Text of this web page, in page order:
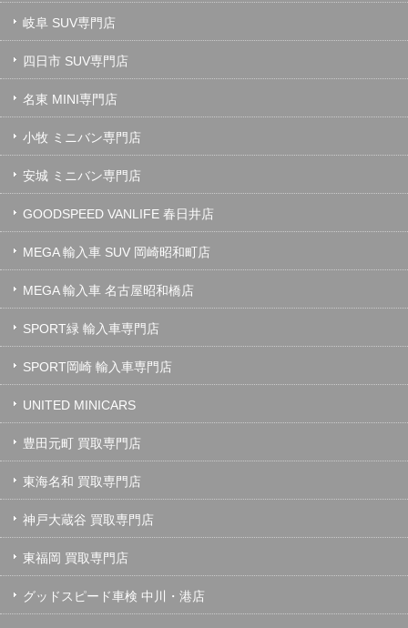
岐阜 SUV専門店
四日市 SUV専門店
名東 MINI専門店
小牧 ミニバン専門店
安城 ミニバン専門店
GOODSPEED VANLIFE 春日井店
MEGA 輸入車 SUV 岡崎昭和町店
MEGA 輸入車 名古屋昭和橋店
SPORT緑 輸入車専門店
SPORT岡崎 輸入車専門店
UNITED MINICARS
豊田元町 買取専門店
東海名和 買取専門店
神戸大蔵谷 買取専門店
東福岡 買取専門店
グッドスピード車検 中川・港店